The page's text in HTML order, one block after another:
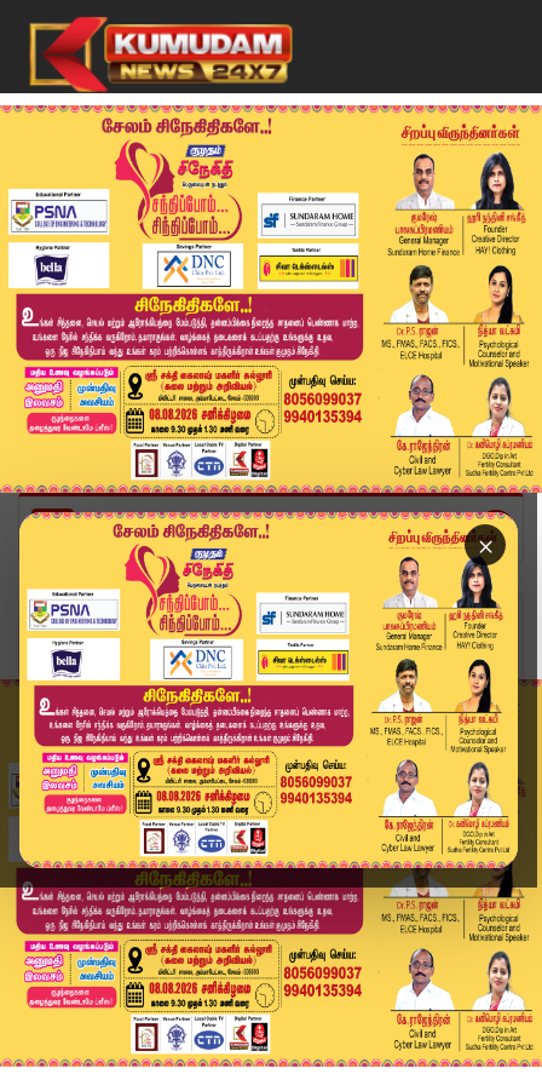
×
Home
அரசியல்
"'துரோகிகளை நீக்குங்க'... ஸ்டாலினிடம் கொந்தளித்...